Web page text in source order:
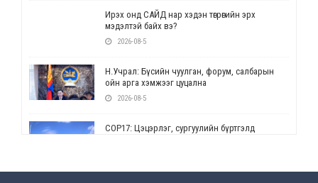
Ирэх онд САЙД нар хэдэн төгрөгийн эрх
мэдэлтэй байх вэ?
2026-08-5
Н.Учрал: Бүсийн чуулган, форум, салбарын
ойн арга хэмжээг цуцална
2026-08-5
СОР17: Цэцэрлэг, сургуулийн бүртгэлд